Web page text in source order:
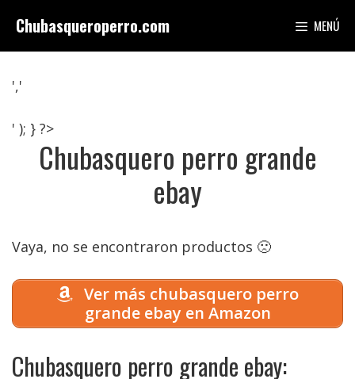
contenido
Chubasqueroperro.com MENÚ
','
' ); } ?>
Chubasquero perro grande
ebay
Vaya, no se encontraron productos 🙁
Ver más chubasquero perro
grande ebay en Amazon
Chubasquero perro grande ebay: